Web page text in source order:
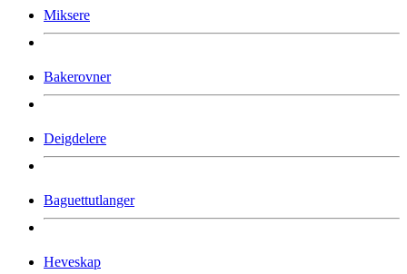
Miksere
Bakerovner
Deigdelere
Baguettutlanger
Heveskap